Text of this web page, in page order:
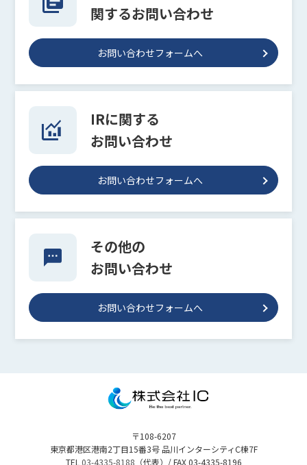
関するお問い合わせ
お問い合わせフォームへ
IRに関する
お問い合わせ
お問い合わせフォームへ
その他の
お問い合わせ
お問い合わせフォームへ
〒108-6207
東京都港区港南2丁目15番3号 品川インターシティC棟7F
TEL 03-4335-8188 （代表）/ FAX 03-4335-8196